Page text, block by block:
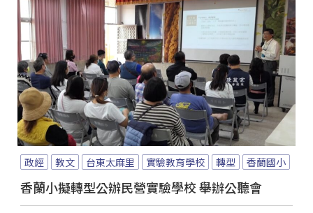
政經 教文 台東太麻里 實驗教育學校 轉型 香蘭國小
香蘭小擬轉型公辦民營實驗學校 舉辦公聽會